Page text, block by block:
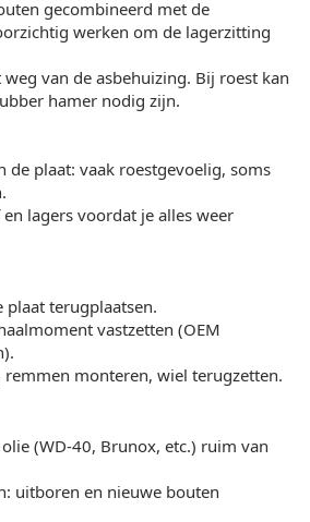
gecombineerd met de
werken om de lagerzitting
van de asbehuizing. Bij roest kan
hamer nodig zijn.
de plaat: vaak roestgevoelig, soms
lagers voordat je alles weer
terugplaatsen.
vastzetten (OEM
remmen monteren, wiel terugzetten.
(WD-40, Brunox, etc.) ruim van
uitboren en nieuwe bouten